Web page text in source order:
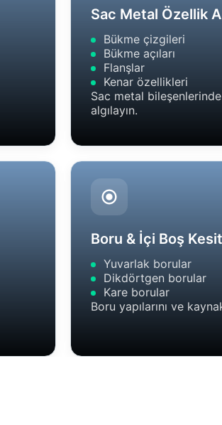
Sac Metal Özellik
Bükme çizgileri
Bükme açıları
Flanşlar
Kenar özellikleri
Sac metal
algılayın.
Boru & İçi Boş
Yuvarlak borular
Dikdörtgen borular
Kare borular
Boru yapılarını ve